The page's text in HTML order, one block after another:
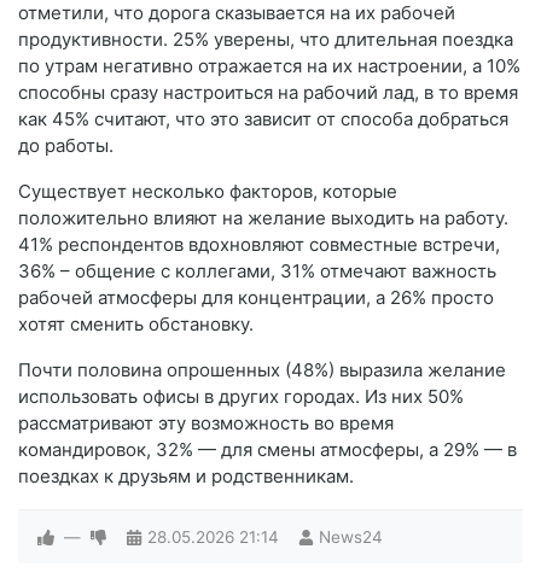
отметили, что дорога сказывается на их рабочей
продуктивности. 25% уверены, что длительная поездка
по утрам негативно отражается на их настроении, а 10%
способны сразу настроиться на рабочий лад, в то время
как 45% считают, что это зависит от способа добраться
до работы.
Существует несколько факторов, которые
положительно влияют на желание выходить на работу.
41% респондентов вдохновляют совместные встречи,
36% – общение с коллегами, 31% отмечают важность
рабочей атмосферы для концентрации, а 26% просто
хотят сменить обстановку.
Почти половина опрошенных (48%) выразила желание
использовать офисы в других городах. Из них 50%
рассматривают эту возможность во время
командировок, 32% — для смены атмосферы, а 29% — в
поездках к друзьям и родственникам.
— 28.05.2026 21:14 News24